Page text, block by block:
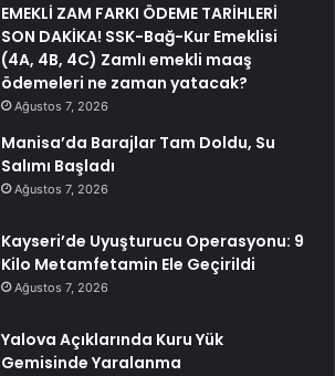
EMEKLİ ZAM FARKI ÖDEME TARİHLERİ
SON DAKİKA! SSK-Bağ-Kur Emeklisi
(4A, 4B, 4C) Zamlı emekli maaş
ödemeleri ne zaman yatacak?
Ağustos 7, 2026
Manisa’da Barajlar Tam Doldu, Su
Salımı Başladı
Ağustos 7, 2026
Kayseri’de Uyuşturucu Operasyonu: 9
Kilo Metamfetamin Ele Geçirildi
Ağustos 7, 2026
Yalova Açıklarında Kuru Yük
Gemisinde Yaralanma